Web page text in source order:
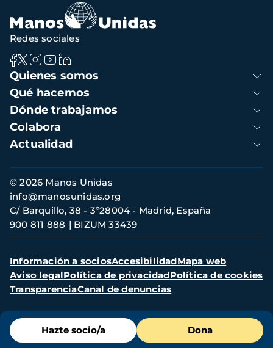
Menú
de
Hazte socio/a Dona
Navegación
principal
Quienes somos
Qué hacemos
Dónde trabajamos
Colabora
Actualidad
Redes sociales
Información
de
contacto
© 2026 Manos Unidas
C/ Barquillo, 38 - 3º28004 - Madrid, España
900 811 888
BIZUM 33439
info@manosunidas.org
Menú
secundario
Información a sociosAccesibilidadMapa web
Aviso legalPolítica de privacidadPolítica de cookies
TransparenciaCanal de denuncias